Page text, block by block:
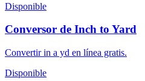
Disponible
Conversor de Inch to Yard
Convertir in a yd en línea gratis.
Disponible